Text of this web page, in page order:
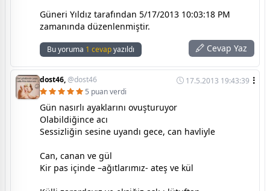
Güneri Yıldız tarafından 5/17/2013 10:03:18 PM
zamanında düzenlenmiştir.
Bu yoruma 1 cevapyazıldı Cevap Yaz
dost46,@dost46
17.5.2013 19:43:39
5 puan verdi
Gün nasırlı ayaklarını ovuşturuyor
Olabildiğince acı
Sessizliğin sesine uyandı gece, can havliyle
Can, canan ve gül
Kir pas içinde –ağıtlarımız- ateş ve kül